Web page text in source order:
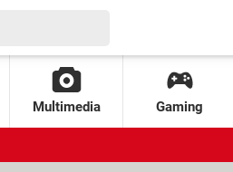
Multimedia Gaming